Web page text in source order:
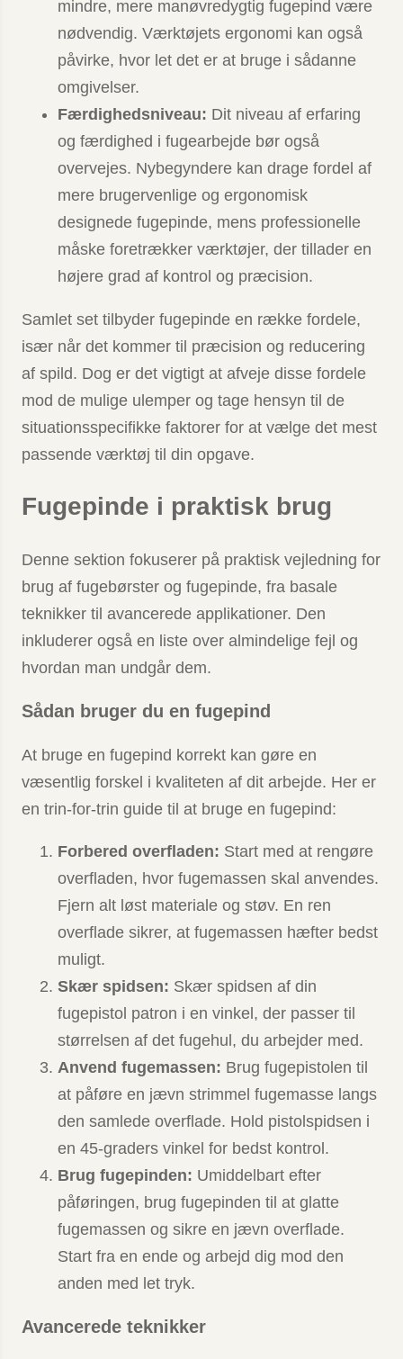
mindre, mere manøvredygtig fugepind være
nødvendig. Værktøjets ergonomi kan også
påvirke, hvor let det er at bruge i sådanne
omgivelser.
Færdighedsniveau: Dit niveau af erfaring
og færdighed i fugearbejde bør også
overvejes. Nybegyndere kan drage fordel af
mere brugervenlige og ergonomisk
designede fugepinde, mens professionelle
måske foretrækker værktøjer, der tillader en
højere grad af kontrol og præcision.
Samlet set tilbyder fugepinde en række fordele,
især når det kommer til præcision og reducering
af spild. Dog er det vigtigt at afveje disse fordele
mod de mulige ulemper og tage hensyn til de
situationsspecifikke faktorer for at vælge det mest
passende værktøj til din opgave.
Fugepinde i praktisk brug
Denne sektion fokuserer på praktisk vejledning for
brug af fugebørster og fugepinde, fra basale
teknikker til avancerede applikationer. Den
inkluderer også en liste over almindelige fejl og
hvordan man undgår dem.
Sådan bruger du en fugepind
At bruge en fugepind korrekt kan gøre en
væsentlig forskel i kvaliteten af dit arbejde. Her er
en trin-for-trin guide til at bruge en fugepind:
Forbered overfladen: Start med at rengøre
overfladen, hvor fugemassen skal anvendes.
Fjern alt løst materiale og støv. En ren
overflade sikrer, at fugemassen hæfter bedst
muligt.
Skær spidsen: Skær spidsen af din
fugepistol patron i en vinkel, der passer til
størrelsen af det fugehul, du arbejder med.
Anvend fugemassen: Brug fugepistolen til
at påføre en jævn strimmel fugemasse langs
den samlede overflade. Hold pistolspidsen i
en 45-graders vinkel for bedst kontrol.
Brug fugepinden: Umiddelbart efter
påføringen, brug fugepinden til at glatte
fugemassen og sikre en jævn overflade.
Start fra en ende og arbejd dig mod den
anden med let tryk.
Avancerede teknikker